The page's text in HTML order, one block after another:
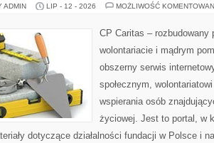
ADMIN LIP - 12 - 2026 MOŻLIWOŚĆ
CP Caritas – rozbudowany
wolontariacie i mądrym
obszerny serwis
społecznym,
wspierania osób
życiowej. Jest to portal, w
dotyczące działalności fundacji w Polsce i